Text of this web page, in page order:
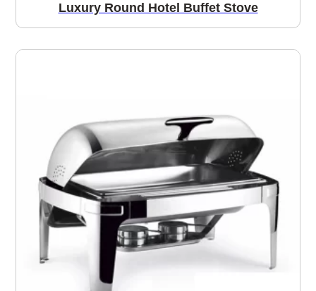
Luxury Round Hotel Buffet Stove